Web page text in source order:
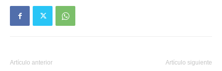
Artículo anterior Artículo siguiente